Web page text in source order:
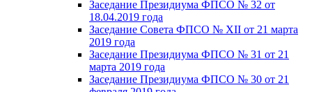
Заседание Президиума ФПСО № 32 от
18.04.2019 года
Заседание Совета ФПСО № XII от 21 марта
2019 года
Заседание Президиума ФПСО № 31 от 21
марта 2019 года
Заседание Президиума ФПСО № 30 от 21